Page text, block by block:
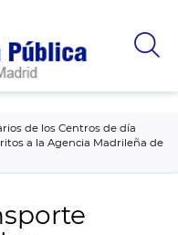
de los Centros de día
a la Agencia Madrileña de